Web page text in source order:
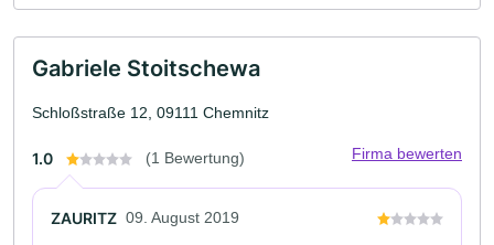
Gabriele Stoitschewa
Schloßstraße 12, 09111 Chemnitz
1.0 (1 Bewertung) Firma bewerten
ZAURITZ 09. August 2019